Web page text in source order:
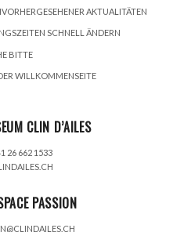
AKTUALITÄTEN
SCHNELL ÄNDERN
BITTE
WILLKOMMENSEITE
CLIN D’AILES
26 662 1533
PASSION